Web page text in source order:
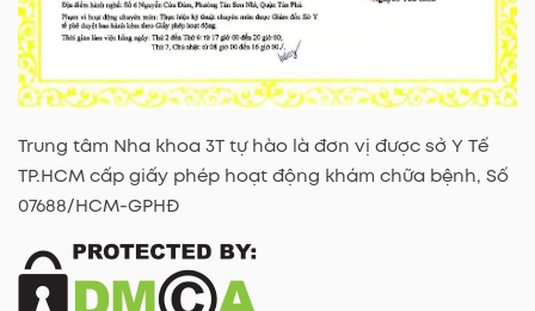
Trung tâm Nha khoa 3T tự hào là đơn vị được sở Y Tế
TP.HCM cấp giấy phép hoạt động khám chữa bệnh, Số
07688/HCM-GPHĐ